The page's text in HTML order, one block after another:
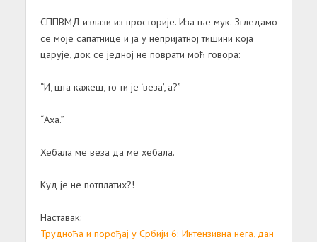
СППВМД излази из просторије. Иза ње мук. Згледамо
се моје сапатнице и ја у непријатној тишини која
царује, док се једној не поврати моћ говора:
“И, шта кажеш, то ти је ‘веза’, а?”
“Аха.”
Хебала ме веза да ме хебала.
Куд је не потплатих?!
Наставак:
Трудноћа и порођај у Србији 6: Интензивна нега, дан